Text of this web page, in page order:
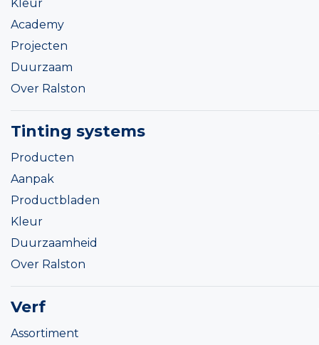
Kleur
Academy
Projecten
Duurzaam
Over Ralston
Tinting systems
Producten
Aanpak
Productbladen
Kleur
Duurzaamheid
Over Ralston
Verf
Assortiment